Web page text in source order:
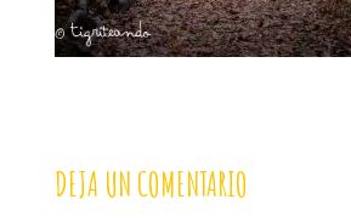
DEJA UN COMENTARIO